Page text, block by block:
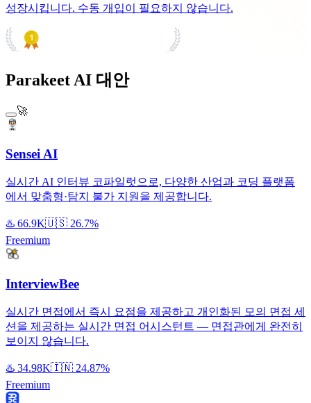
성장시킵니다. 수동 개입이 필요하지 않습니다.
Parakeet AI 대안
🚀
Sensei AI
실시간 AI 인터뷰 코파일럿으로, 다양한 산업과 코딩 플랫폼
에서 맞춤형·탐지 불가 지원을 제공합니다.
♨️ 66.9K🇺🇸 26.7%
Freemium
InterviewBee
실시간 면접에서 즉시 요점을 제공하고 개인화된 모의 면접 세
션을 제공하는 실시간 면접 어시스턴트 — 면접관에게 완전히
보이지 않습니다.
♨️ 34.98K🇮🇳 24.87%
Freemium